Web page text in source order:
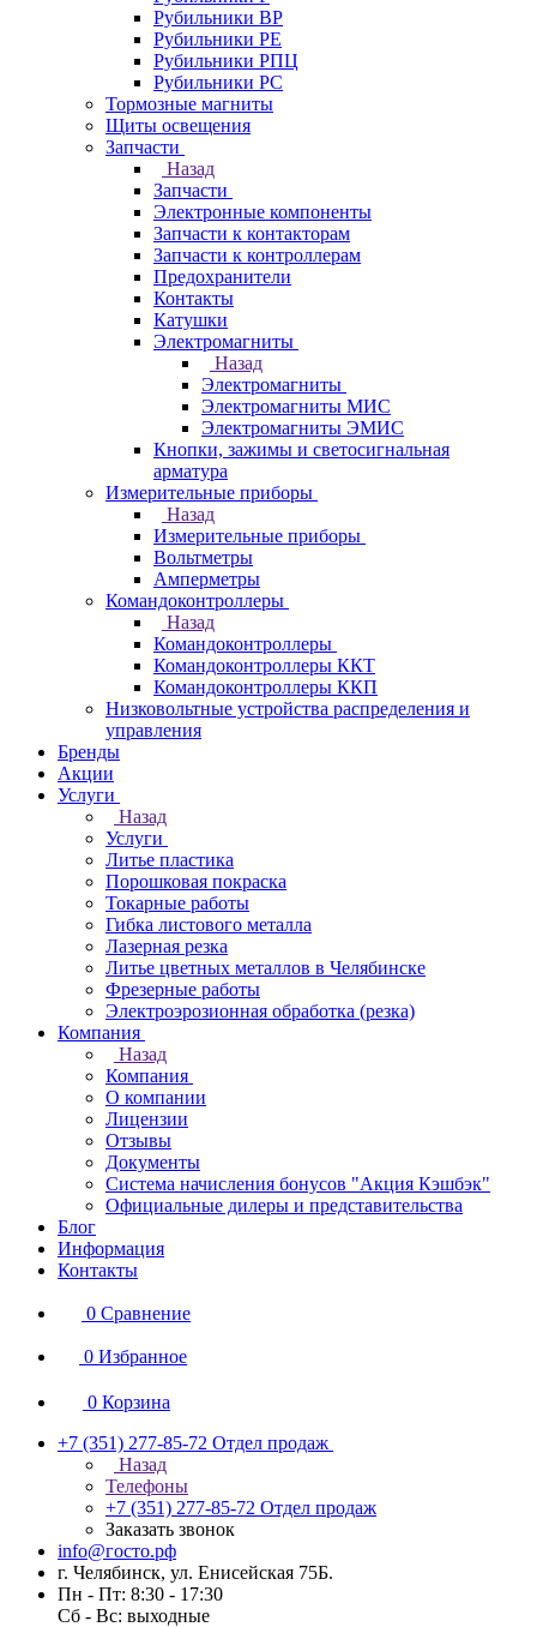
Рубильники ВР
Рубильники РЕ
Рубильники РПЦ
Рубильники РС
Тормозные магниты
Щиты освещения
Запчасти
Назад
Запчасти
Электронные компоненты
Запчасти к контакторам
Запчасти к контроллерам
Предохранители
Контакты
Катушки
Электромагниты
Назад
Электромагниты
Электромагниты МИС
Электромагниты ЭМИС
Кнопки, зажимы и светосигнальная
арматура
Измерительные приборы
Назад
Измерительные приборы
Вольтметры
Амперметры
Командоконтроллеры
Назад
Командоконтроллеры
Командоконтроллеры ККТ
Командоконтроллеры ККП
Низковольтные устройства распределения и
управления
Бренды
Акции
Услуги
Назад
Услуги
Литье пластика
Порошковая покраска
Токарные работы
Гибка листового металла
Лазерная резка
Литье цветных металлов в Челябинске
Фрезерные работы
Электроэрозионная обработка (резка)
Компания
Назад
Компания
О компании
Лицензии
Отзывы
Документы
Система начисления бонусов "Акция Кэшбэк"
Официальные дилеры и представительства
Блог
Информация
Контакты
0 Сравнение
0 Избранное
0 Корзина
+7 (351) 277-85-72 Отдел продаж
Назад
Телефоны
+7 (351) 277-85-72 Отдел продаж
Заказать звонок
info@госто.рф
г. Челябинск, ул. Енисейская 75Б.
Пн - Пт: 8:30 - 17:30
Сб - Вс: выходные